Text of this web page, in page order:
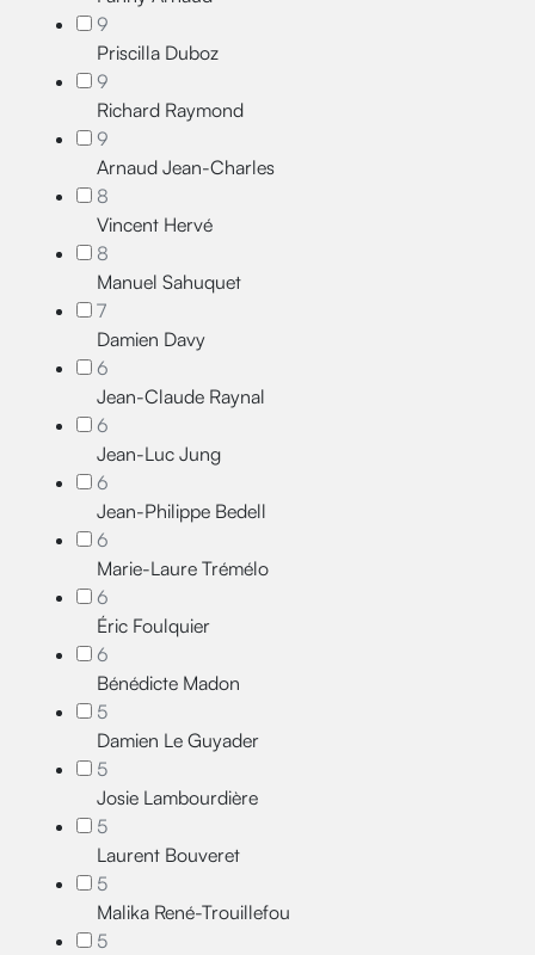
9
Priscilla Duboz
9
Richard Raymond
9
Arnaud Jean-Charles
8
Vincent Hervé
8
Manuel Sahuquet
7
Damien Davy
6
Jean-Claude Raynal
6
Jean-Luc Jung
6
Jean-Philippe Bedell
6
Marie-Laure Trémélo
6
Éric Foulquier
6
Bénédicte Madon
5
Damien Le Guyader
5
Josie Lambourdière
5
Laurent Bouveret
5
Malika René-Trouillefou
5